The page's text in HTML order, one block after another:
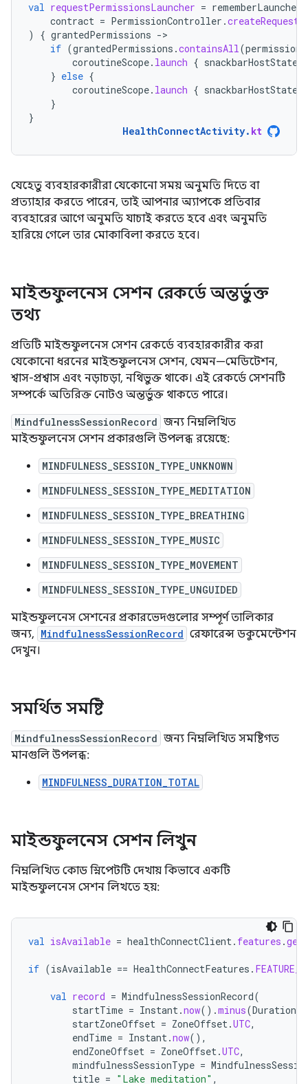
val requestPermissionsLauncher =
contract = PermissionController .
)
{ grantedPermissions -
if (grantedPermissions .containsAll(permissions
coroutineScope. launch { snackbarHostState
} else {
coroutineScope. launch { snackbarHostState
}
}
HealthConnectActivity. kt
যেহেতু ব্যবহারকারীরা যেকোনো সময় অনুমতি দিতে বা
প্রত্যাহার করতে পারেন, তাই আপনার অ্যাপকে প্রতিবার
ব্যবহারের আগে অনুমতি যাচাই করতে হবে এবং অনুমতি
হারিয়ে গেলে তার মোকাবিলা করতে হবে।
মাইন্ডফুলনেস সেশন রেকর্ডে অন্তর্ভুক্ত
তথ্য
প্রতিটি মাইন্ডফুলনেস সেশন রেকর্ডে ব্যবহারকারীর করা
যেকোনো ধরনের মাইন্ডফুলনেস সেশন, যেমন—মেডিটেশন,
শ্বাস-প্রশ্বাস এবং নড়াচড়া, নথিভুক্ত থাকে। এই রেকর্ডে সেশনটি
সম্পর্কে অতিরিক্ত নোটও অন্তর্ভুক্ত থাকতে পারে।
MindfulnessSessionRecord জন্য নিম্নলিখিত
মাইন্ডফুলনেস সেশন প্রকারগুলি উপলব্ধ রয়েছে:
MINDFULNESS_SESSION_TYPE_UNKNOWN
MINDFULNESS_SESSION_TYPE_MEDITATION
MINDFULNESS_SESSION_TYPE_BREATHING
MINDFULNESS_SESSION_TYPE_MUSIC
MINDFULNESS_SESSION_TYPE_MOVEMENT
MINDFULNESS_SESSION_TYPE_UNGUIDED
মাইন্ডফুলনেস সেশনের প্রকারভেদগুলোর সম্পূর্ণ তালিকার
জন্য, MindfulnessSessionRecord রেফারেন্স ডকুমেন্টেশন
দেখুন।
সমর্থিত সমষ্টি
MindfulnessSessionRecord জন্য নিম্নলিখিত সমষ্টিগত
মানগুলি উপলব্ধ:
MINDFULNESS_DURATION_TOTAL
মাইন্ডফুলনেস সেশন লিখুন
নিম্নলিখিত কোড স্নিপেটটি দেখায় কিভাবে একটি
মাইন্ডফুলনেস সেশন লিখতে হয়:
val isAvailable = healthConnectClient. features .
if (isAvailable == HealthConnectFeatures .
val record = MindfulnessSessionRecord(
startTime = Instant.now().minus(Duration
startZoneOffset = ZoneOffset.UTC,
endTime = Instant.now(),
endZoneOffset = ZoneOffset.UTC,
mindfulnessSessionType =
title = "Lake meditation" ,